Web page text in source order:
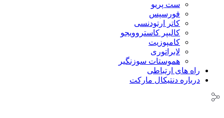
ست پریو
فورسپس
کاتر ارتودنسی
کالیپر کاستروویجو
کامپوزیت
لابراتوری
هموستات سوزنگیر
راه های ارتباطی
درباره دنتیکال مارکت